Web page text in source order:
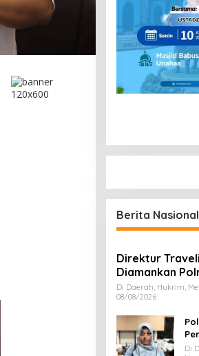
Berita Nasional
Direktur
Diamankan
Penelantaran
Babak Baru
Di Daerah, Hukrim,
08/08/2026
Di